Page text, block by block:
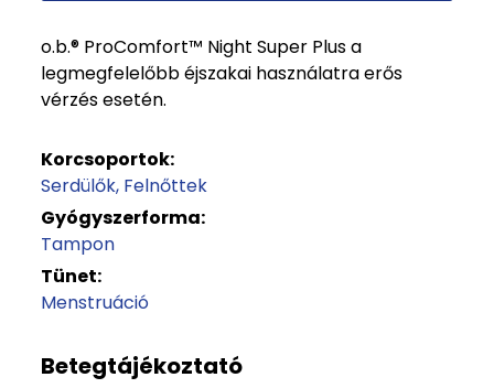
o.b.® ProComfort™ Night Super Plus a
legmegfelelőbb éjszakai használatra erős
vérzés esetén.
Korcsoportok:
Serdülők Felnőttek
Gyógyszerforma:
Tampon
Tünet:
Menstruáció
Betegtájékoztató